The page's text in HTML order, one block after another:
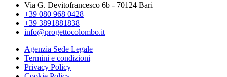
Via G. Devitofrancesco 6b - 70124 Bari
+39 080 968 0428
+39 3891881838
info@progettocolombo.it
Agenzia Sede Legale
Termini e condizioni
Privacy Policy